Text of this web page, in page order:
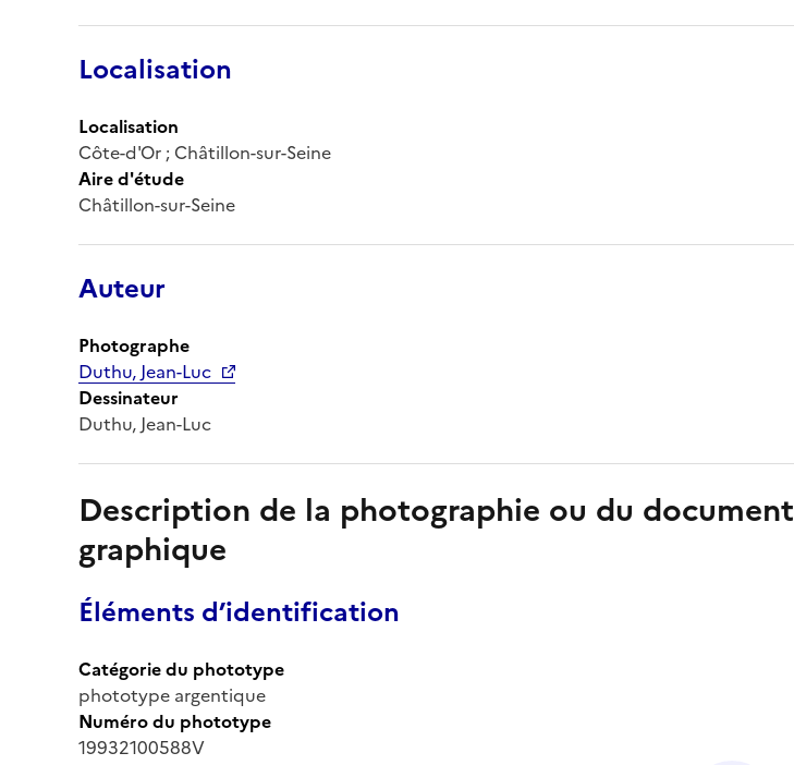
Localisation
Localisation
Côte-d'Or ; Châtillon-sur-Seine
Aire d'étude
Châtillon-sur-Seine
Auteur
Photographe
Duthu, Jean-Luc
Dessinateur
Duthu, Jean-Luc
Description de la photographie ou du document
graphique
Éléments d’identification
Catégorie du phototype
phototype argentique
Numéro du phototype
19932100588V